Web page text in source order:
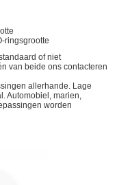
ringsgrootte
of niet
van beide ons contacteren
allerhande. Lage
Automobiel, marien,
worden